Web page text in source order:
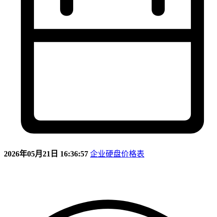
2026年05月21日 16:36:57 企业硬盘价格表